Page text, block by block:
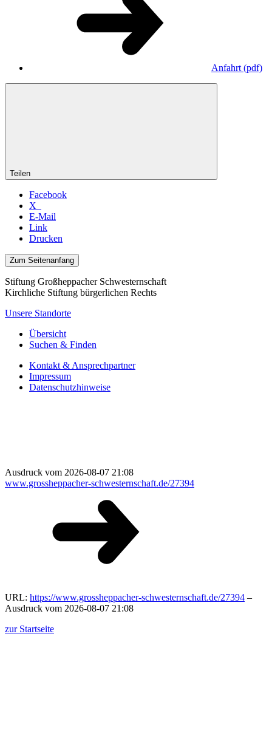
Anfahrt (pdf)
Teilen
Facebook
X
E-Mail
Link
Drucken
Zum Seitenanfang
Stiftung Großheppacher Schwesternschaft
Kirchliche Stiftung bürgerlichen Rechts
Unsere Standorte
Übersicht
Suchen & Finden
Kontakt & Ansprechpartner
Impressum
Datenschutzhinweise
Ausdruck vom 2026-08-07 21:08
www.grossheppacher-schwesternschaft.de/27394
URL: https://www.grossheppacher-schwesternschaft.de/27394 –
Ausdruck vom 2026-08-07 21:08
zur Startseite